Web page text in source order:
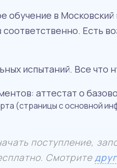
обучение в
Есть
испытаний. Все что
аттестат о
(страницы с основной
поступление,
Смотрите